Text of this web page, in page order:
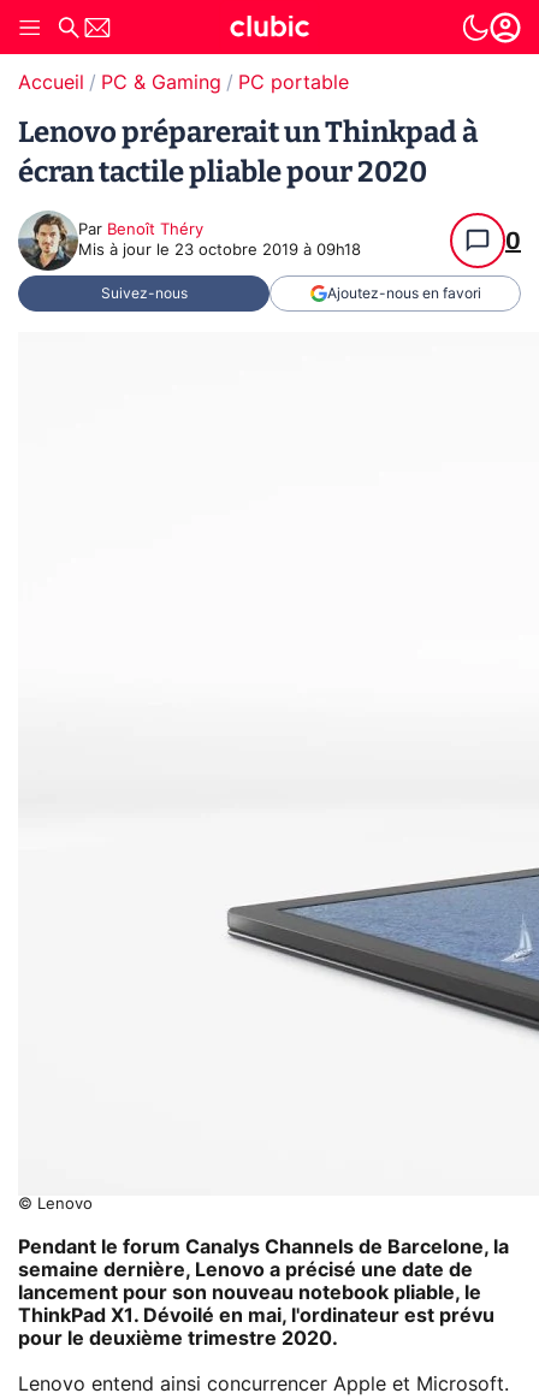
Accueil PC & Gaming PC portable
Lenovo préparerait un Thinkpad à
écran tactile pliable pour 2020
Par Benoît Théry
Mis à jour le 23 octobre 2019 à 09h18 0
Suivez-nous Ajoutez-nous en favori
© Lenovo
Pendant le forum Canalys Channels de Barcelone, la
semaine dernière, Lenovo a précisé une date de
lancement pour son nouveau notebook pliable, le
ThinkPad X1. Dévoilé en mai, l'ordinateur est prévu
pour le deuxième trimestre 2020.
Lenovo entend ainsi concurrencer Apple et Microsoft.